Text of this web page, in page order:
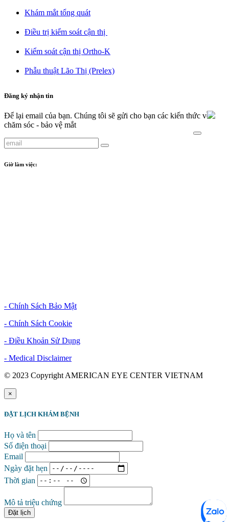
Khám mắt tổng quát​
Điều trị kiểm soát cận thị ​
Kiểm soát cận thị Ortho-K​
Phẫu thuật Lão Thị (Prelex)​
Đăng ký nhận tin
Để lại email của bạn. Chúng tôi sẽ gửi cho bạn các kiến thức về
chăm sóc - bảo vệ mắt
Giờ làm việc:
- Chính Sách Bảo Mật
- Chính Sách Cookie
- Điều Khoản Sử Dụng
- Medical Disclaimer
© 2023 Copyright AMERICAN EYE CENTER VIETNAM
×
ĐẶT LỊCH KHÁM BỆNH
Họ và tên
Số điện thoại
Email
Ngày đặt hẹn
Thời gian
Mô tả triệu chứng
Đặt lịch